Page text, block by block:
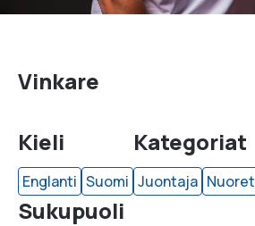
Vinkare
Kieli
Englanti Suomi
Kategoriat
Juontaja Nuoret
Sukupuoli